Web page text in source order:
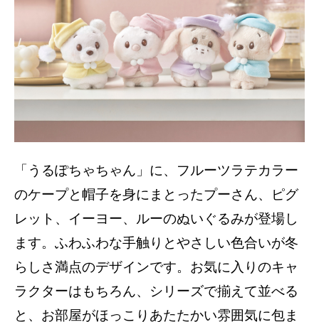
「うるぽちゃちゃん」に、フルーツラテカラー
のケープと帽子を身にまとったプーさん、ピグ
レット、イーヨー、ルーのぬいぐるみが登場し
ます。ふわふわな手触りとやさしい色合いが冬
らしさ満点のデザインです。お気に入りのキャ
ラクターはもちろん、シリーズで揃えて並べる
と、お部屋がほっこりあたたかい雰囲気に包ま